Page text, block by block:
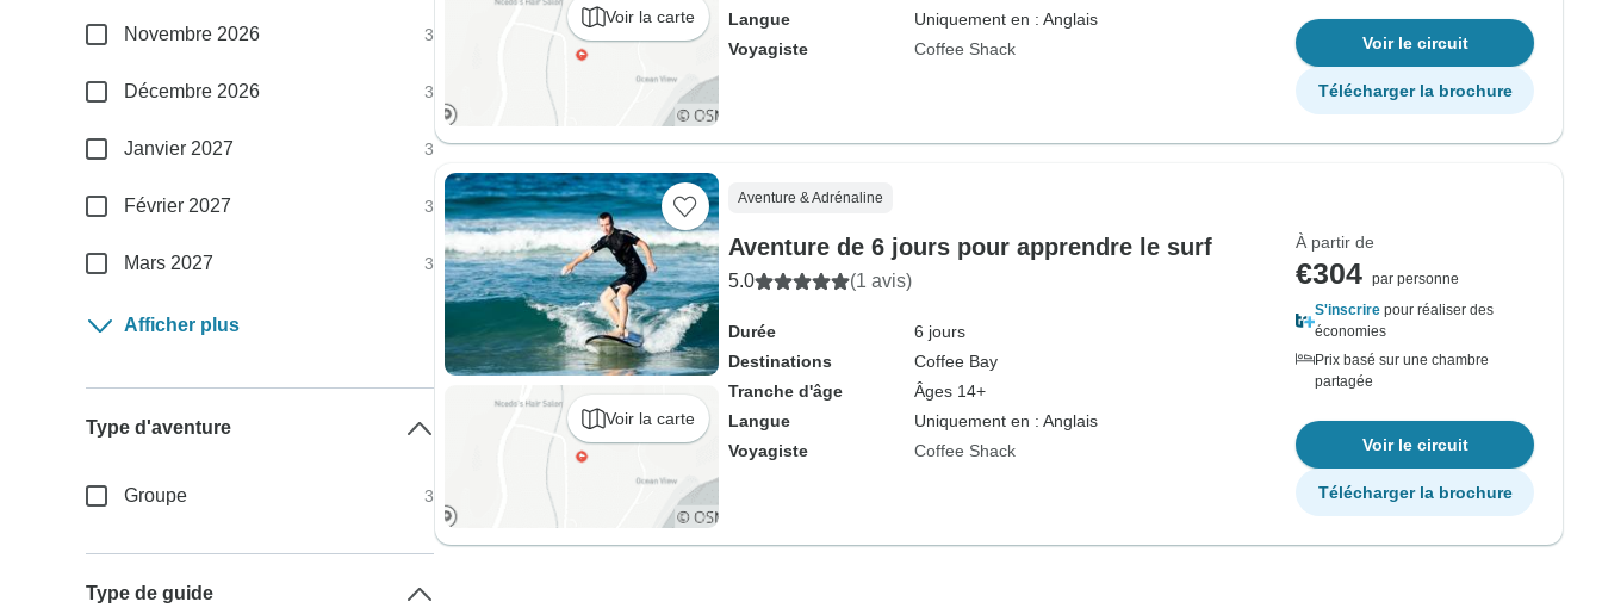
Voir la carte
Langue
Uniquement en : Anglais
Voyagiste
Coffee Shack Voir le circuit
Télécharger la brochure
Voir la carte
Aventure & Adrénaline
Aventure de 6 jours pour apprendre le surf
5.0 (1 avis)
Durée
6 jours
Destinations
Coffee Bay
Tranche d'âge
Âges 14+
Langue
Uniquement en : Anglais
Voyagiste
Coffee Shack
À partir de
€304 par personne
S'inscrire pour réaliser des
économies
Prix basé sur une chambre
partagée
Voir le circuit
Télécharger la brochure
Novembre 2026 3
Décembre 2026 3
Janvier 2027 3
Février 2027 3
Mars 2027 3
Afficher plus
Type d'aventure
Groupe 3
Type de guide